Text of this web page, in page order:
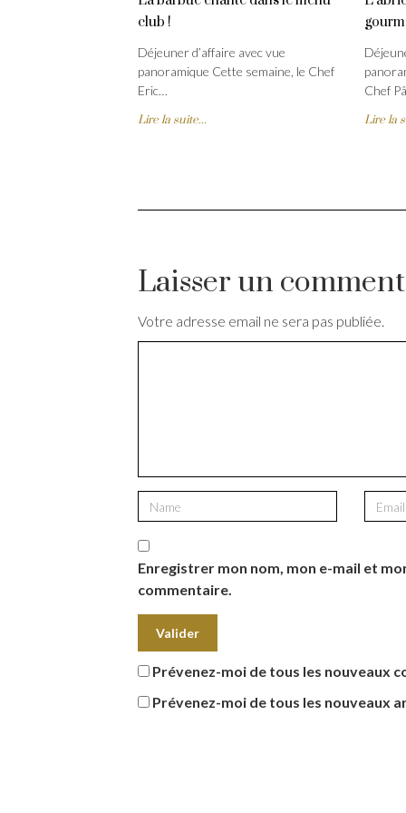
club !
Déjeuner d’affaire avec vue
panoramique Cette semaine, le Chef
Eric…
Lire la suite...
Chef
Lire la
Laisser un
Votre adresse email ne sera pas publiée.
Enregistrer mon nom, mon e-mail et
commentaire.
Prévenez-moi de tous les nouveaux
Prévenez-moi de tous les nouveaux